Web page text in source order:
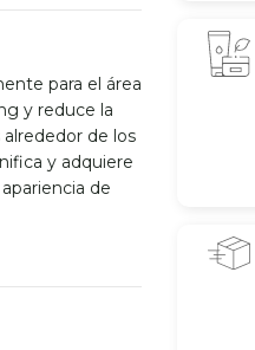
para el área
y reduce la
de los
y adquiere
de